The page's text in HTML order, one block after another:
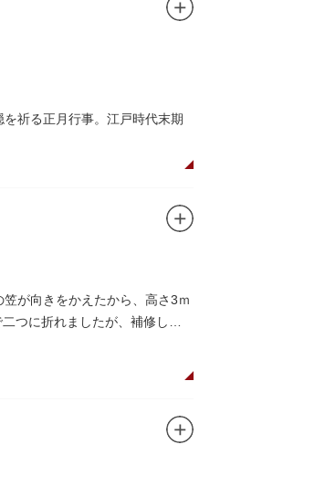
祈る正月行事。江戸時代末期
絵に御朱印をいただきながら
めぐる途中、これらの名跡も
が向きをかえたから、高さ3ｍ
つに折れましたが、補修して